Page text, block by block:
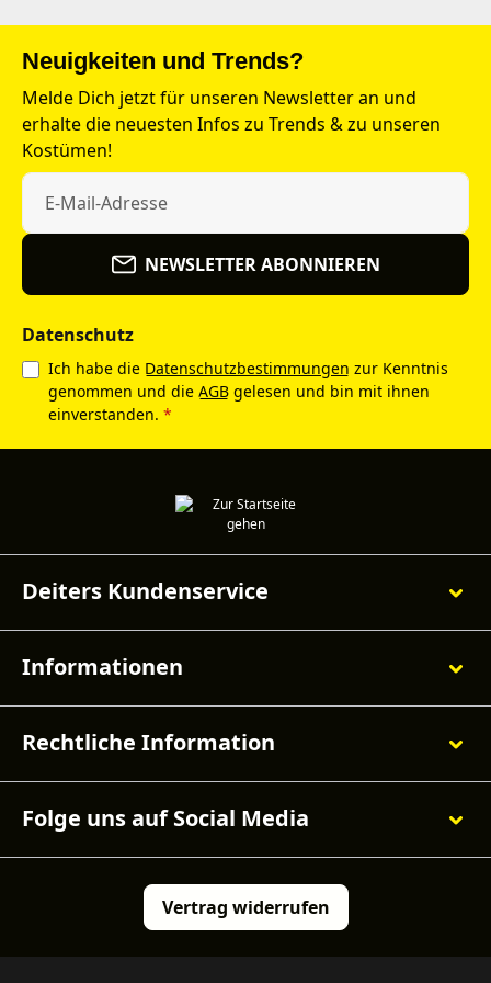
Neuigkeiten und Trends?
Melde Dich jetzt für unseren Newsletter an und
erhalte die neuesten Infos zu Trends & zu unseren
Kostümen!
NEWSLETTER ABONNIEREN
Datenschutz
Ich habe die Datenschutzbestimmungen zur Kenntnis
genommen und die AGB gelesen und bin mit ihnen
einverstanden. *
Deiters Kundenservice
Informationen
Rechtliche Information
Folge uns auf Social Media
Vertrag widerrufen